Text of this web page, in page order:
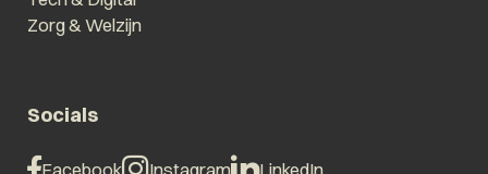
Zorg & Welzijn
Socials
Facebook Instagram
LinkedIn